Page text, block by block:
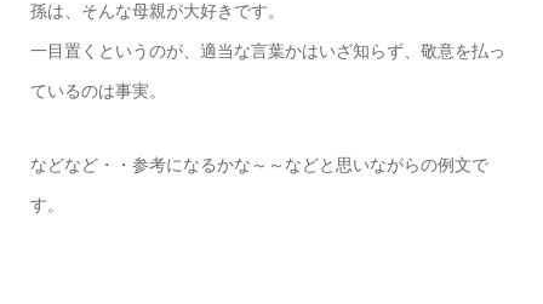
孫は、そんな母親が大好きです。
一目置くというのが、適当な言葉かはいざ知らず、敬意を払っ
ているのは事実。
などなど・・参考になるかな～～などと思いながらの例文で
す。